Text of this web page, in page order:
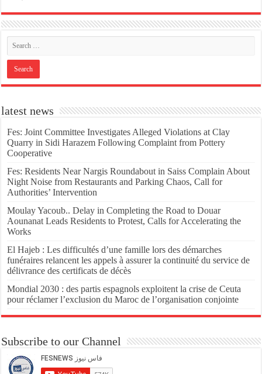
latest news
Fes: Joint Committee Investigates Alleged Violations at Clay
Quarry in Sidi Harazem Following Complaint from Pottery
Cooperative
Fes: Residents Near Nargis Roundabout in Saiss Complain About
Night Noise from Restaurants and Parking Chaos, Call for
Authorities’ Intervention
Moulay Yacoub.. Delay in Completing the Road to Douar
Aounanat Leads Residents to Protest, Calls for Accelerating the
Works
El Hajeb : Les difficultés d’une famille lors des démarches
funéraires relancent les appels à assurer la continuité du service de
délivrance des certificats de décès
Mondial 2030 : des partis espagnols exploitent la crise de Ceuta
pour réclamer l’exclusion du Maroc de l’organisation conjointe
Subscribe to our Channel